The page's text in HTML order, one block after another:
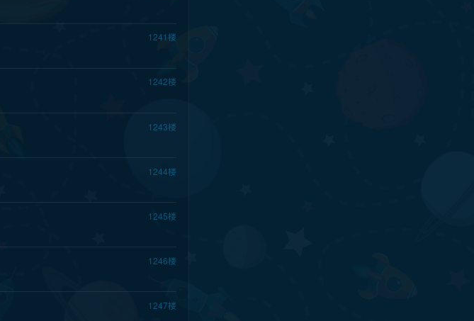
1241楼
1242楼
1243楼
1244楼
1245楼
1246楼
1247楼